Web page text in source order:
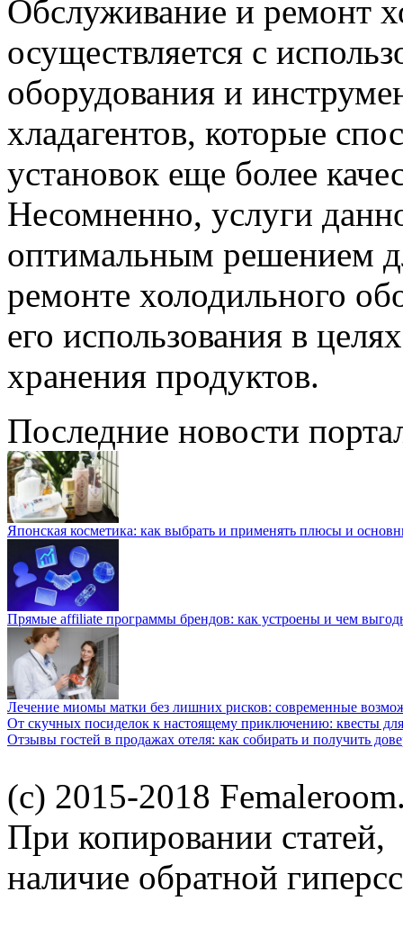
Обслуживание и ремонт
осуществляется с
оборудования и
хладагентов, которые
установок еще более
Несомненно, услуги
оптимальным решением
ремонте холодильного
его использования в
хранения продуктов.
Последние новости
Японская косметика: как выбрать и применять плюсы и
Прямые affiliate программы брендов: как устроены и чем
Лечение миомы матки без лишних рисков: современные
От скучных посиделок к настоящему приключению: квесты
Отзывы гостей в продажах отеля: как собирать и получить
(c) 2015-2018
При копировании статей,
наличие обратной